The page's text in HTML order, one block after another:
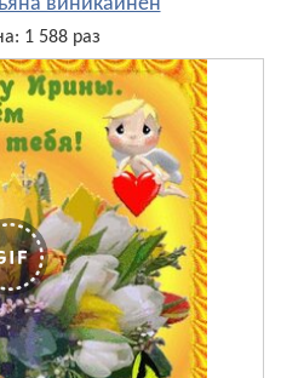
1 588 раз